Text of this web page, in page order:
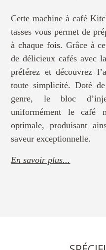
Cette machine à café
tasses vous permet de
à chaque fois. Grâce à
de délicieux cafés avec
préférez et découvrez
toute simplicité. Doté
genre, le bloc
uniformément le café
optimale, produisant
saveur exceptionnelle.
En savoir plus...